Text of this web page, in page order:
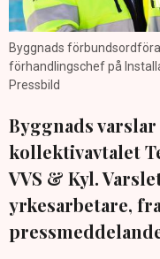
Byggnads
förhandlingschef på
Pressbild
Byggnads
kollektivavtalet
VVS & Kyl.
yrkesarbetare,